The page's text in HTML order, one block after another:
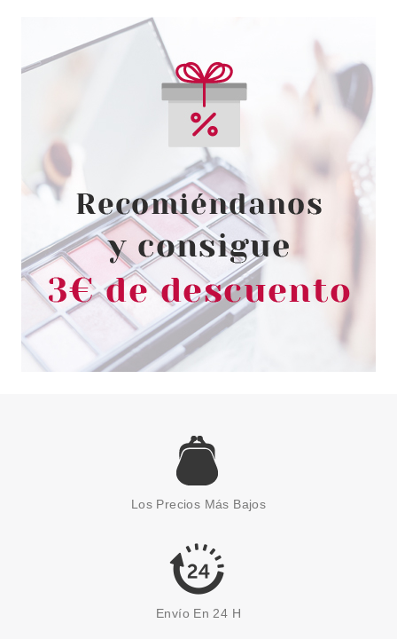
Los Precios Más Bajos
Envío En 24 H